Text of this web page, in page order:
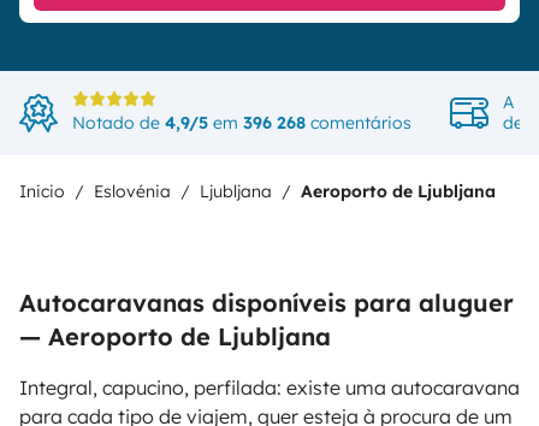
Notado de 4,9/5 em 396 268 comentários
A
de
Inicio Eslovénia Ljubljana Aeroporto de Ljubljana
Autocaravanas disponíveis para aluguer
— Aeroporto de Ljubljana
Integral, capucino, perfilada: existe uma autocaravana
para cada tipo de viajem, quer esteja à procura de um